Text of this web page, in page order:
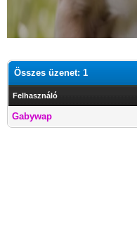
Összes üzenet: 1
Felhasználó
Gabywap